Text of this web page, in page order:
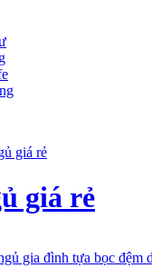
giá rẻ
giá rẻ